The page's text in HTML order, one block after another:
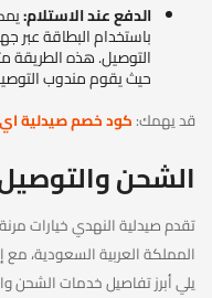
الدفع عند الاستلام:
باستخدام البطاقة عبر
حيث يقوم مندوب
قد يهمك:كود خصم صيدلية اي
الشحن
تقدم صيدلية النهدي خيارات
المملكة العربية السعودية،
يلي أبرز تفاصيل خدمات الشحن